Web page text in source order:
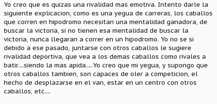
Yo creo que es quizas una rivalidad mas emotiva. Intento darle la
siguiente explicacion, como es una yegua de carreras, los caballos
que corren en hipodromo necesitan una mentalidad ganadora, de
buscar la victoria, si no tienen esa mentalidad de buscar la
victoria, nunca llegaran a correr en un hipodromo. Yo no se si
debido a ese pasado, juntarse con otros caballos le sugiere
rivalidad deportiva, que vea a los demas caballos como rivales a
batir....siendo la mas apida.....Yo creo que mi yegua, y supongo que
otros caballos tambien, son capaces de oler a competicion, el
hecho de desplazarse en el van, estar en un centro con otros
caballos, etc....